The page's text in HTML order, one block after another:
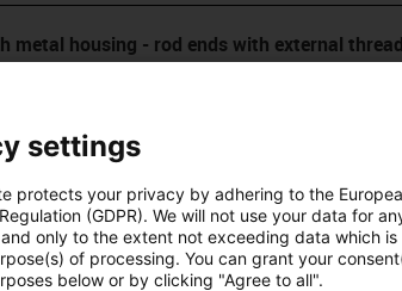
metal housing - rod ends with external
with metal housing, stainless steel
an attractive alternative to traditional rod
edge loads and, with their high breaking
applications. The plastic inner ring made of
is released in microscopically small
running.
settings
protects your privacy by adhering to the
(GDPR). We will not use your data for
only to the extent not exceeding data which is
of processing. You can grant your
below or by clicking "Agree to all".